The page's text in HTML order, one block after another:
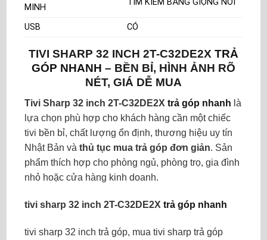
MINH
TÌM KIẾM BẰNG GIỌNG NÓI
USB CÓ
TIVI SHARP 32 INCH 2T-C32DE2X TRẢ
GÓP NHANH – BỀN BỈ, HÌNH ẢNH RÕ
NÉT, GIÁ DỄ MUA
Tivi Sharp 32 inch 2T-C32DE2X trả góp nhanh là
lựa chọn phù hợp cho khách hàng cần một chiếc
tivi bền bỉ, chất lượng ổn định, thương hiệu uy tín
Nhật Bản và thủ tục mua trả góp đơn giản. Sản
phẩm thích hợp cho phòng ngủ, phòng trọ, gia đình
nhỏ hoặc cửa hàng kinh doanh.
tivi sharp 32 inch 2T-C32DE2X trả góp nhanh
tivi sharp 32 inch trả góp, mua tivi sharp trả góp